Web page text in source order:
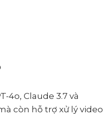
4o, Claude 3.7 và
còn hỗ trợ xử lý video